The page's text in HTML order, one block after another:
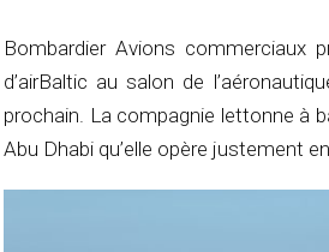
Bombardier Avions commerciaux
d’airBaltic au salon de
prochain. La compagnie lettonne à
Abu Dhabi qu’elle opère justement